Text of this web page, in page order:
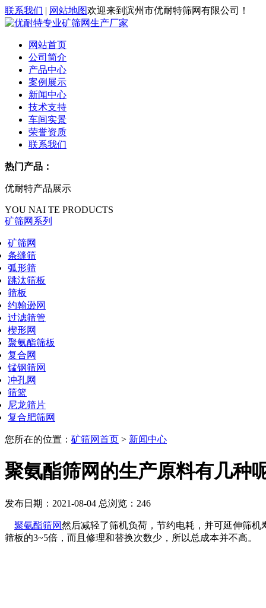
联系我们 | 网站地图欢迎来到滨州市优耐特筛网有限公司！
网站首页
公司简介
产品中心
案例展示
新闻中心
技术支持
车间实景
荣誉资质
联系我们
热门产品：
优耐特产品展示
YOU NAI TE PRODUCTS
矿筛网系列
矿筛网
条缝筛
弧形筛
跳汰筛板
筛板
约翰逊网
过滤筛管
楔形网
聚氨酯筛板
复合网
锰钢筛网
冲孔网
筛篮
尼龙筛片
复合肥筛网
您所在的位置： 矿筛网首页 > 新闻中心
聚氨酯筛网的生产原料有几种
发布日期：2021-08-04 总浏览： 246
聚氨酯筛网然后减轻了筛机负荷，节约电耗，并可延伸筛
筛板的3~5倍，而且修理和替换次数少，所以总成本并不高。